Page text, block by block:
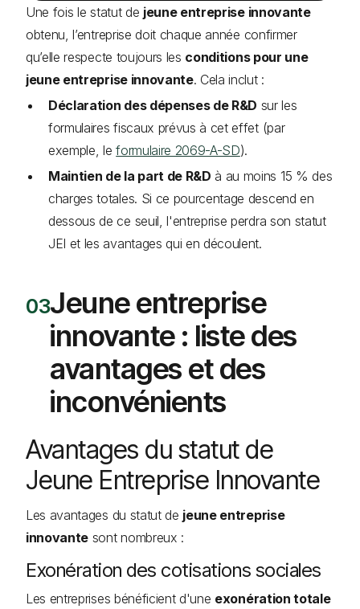
Une fois le statut de jeune entreprise innovante
obtenu, l’entreprise doit chaque année confirmer
qu’elle respecte toujours les conditions pour une
jeune entreprise innovante. Cela inclut :
Déclaration des dépenses de R&D sur les
formulaires fiscaux prévus à cet effet (par
exemple, leformulaire 2069-A-SD).
Maintien de la part de R&D à au moins 15 % des
charges totales. Si ce pourcentage descend en
dessous de ce seuil, l'entreprise perdra son statut
JEI et les avantages qui en découlent.
Jeune entreprise
innovante : liste des
avantages et des
inconvénients
Avantages du statut de
Jeune Entreprise Innovante
Les avantages du statut de jeune entreprise
innovante sont nombreux :
Exonération des cotisations sociales
Les entreprises bénéficient d'une exonération totale